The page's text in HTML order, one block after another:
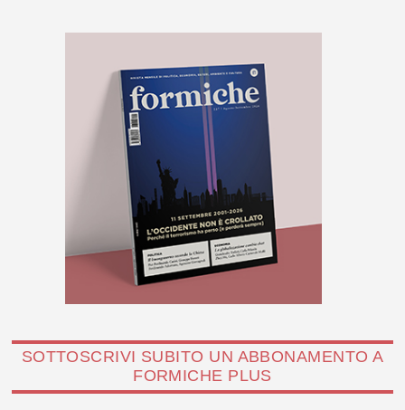
SOTTOSCRIVI SUBITO UN ABBONAMENTO A
FORMICHE PLUS